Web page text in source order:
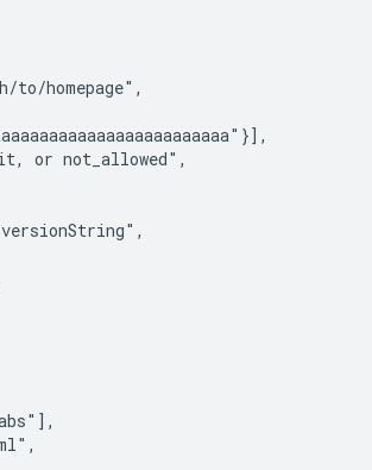
homepage" ,
}] ,
or not_allowed" ,
,
] ,
,